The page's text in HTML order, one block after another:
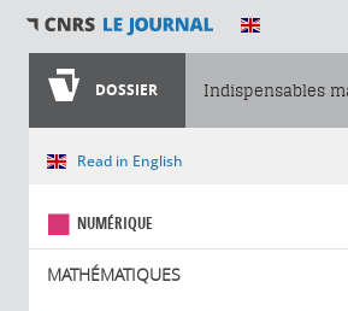
SECTIONS
DOSSIER Indispensables
Vous êtes ici
Read in English
NUMÉRIQUE
MATHÉMATIQUES